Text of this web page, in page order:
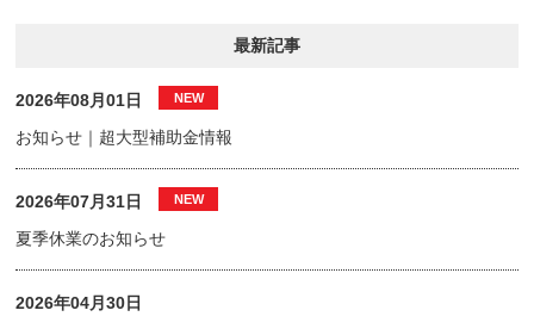
最新記事
2026年08月01日
お知らせ｜超大型補助金情報
2026年07月31日
夏季休業のお知らせ
2026年04月30日